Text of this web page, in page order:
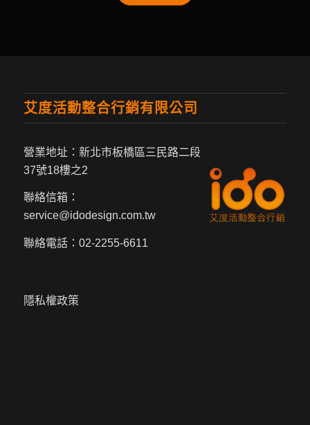
艾度活動整合行銷有限公司
營業地址：新北市板橋區三民路二段
37號18樓之2
聯絡信箱：
service@idodesign.com.tw
聯絡電話： 02-2255-6611
隱私權政策